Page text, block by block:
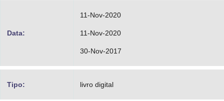
Data:
11-Nov-2020
11-Nov-2020
30-Nov-2017
Tipo: livro digital